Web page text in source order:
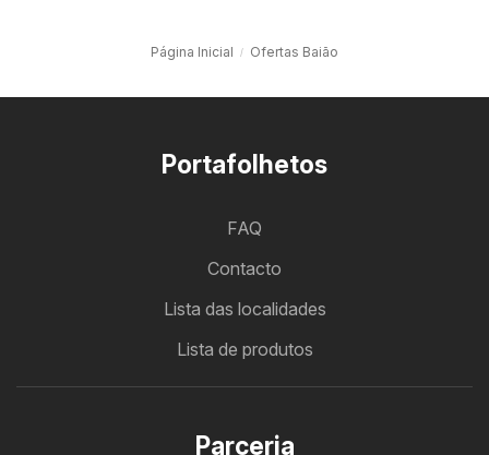
Página Inicial Ofertas Baião
Portafolhetos
FAQ
Contacto
Lista das localidades
Lista de produtos
Parceria